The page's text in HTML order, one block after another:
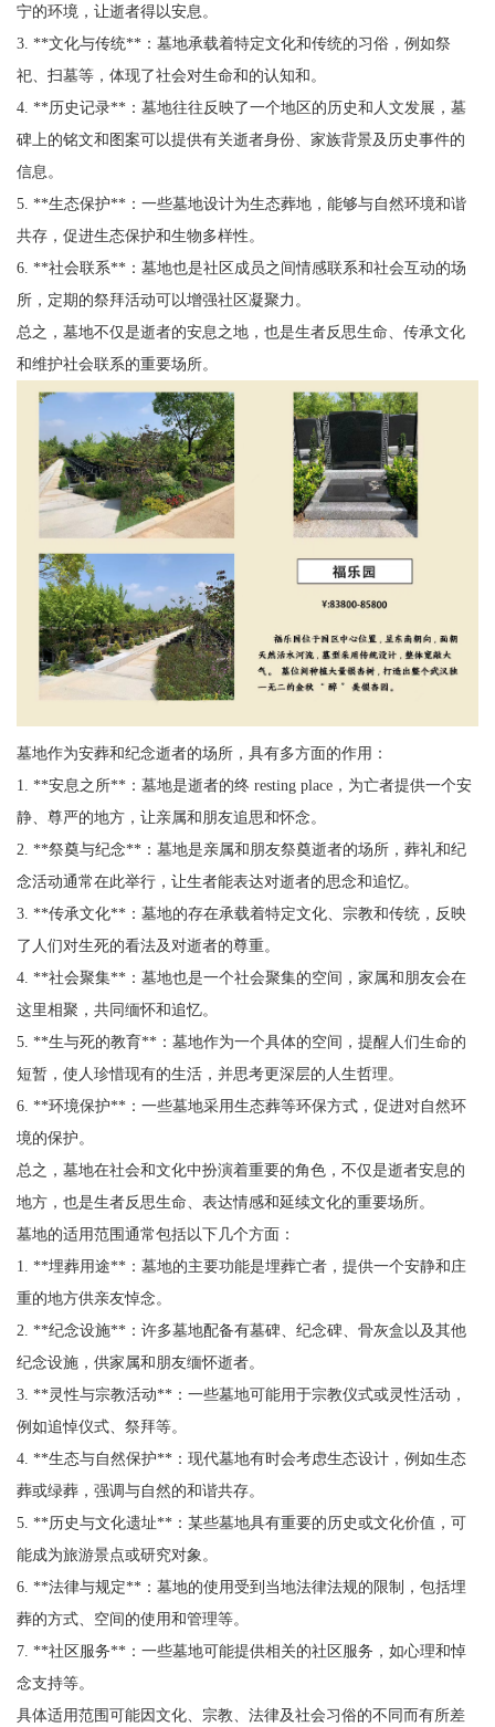
宁的环境，让逝者得以安息。
3. **文化与传统**：墓地承载着特定文化和传统的习俗，例如祭
祀、扫墓等，体现了社会对生命和的认知和。
4. **历史记录**：墓地往往反映了一个地区的历史和人文发展，墓
碑上的铭文和图案可以提供有关逝者身份、家族背景及历史事件的
信息。
5. **生态保护**：一些墓地设计为生态葬地，能够与自然环境和谐
共存，促进生态保护和生物多样性。
6. **社会联系**：墓地也是社区成员之间情感联系和社会互动的场
所，定期的祭拜活动可以增强社区凝聚力。
总之，墓地不仅是逝者的安息之地，也是生者反思生命、传承文化
和维护社会联系的重要场所。
墓地作为安葬和纪念逝者的场所，具有多方面的作用：
1. **安息之所**：墓地是逝者的终 resting place，为亡者提供一个安
静、尊严的地方，让亲属和朋友追思和怀念。
2. **祭奠与纪念**：墓地是亲属和朋友祭奠逝者的场所，葬礼和纪
念活动通常在此举行，让生者能表达对逝者的思念和追忆。
3. **传承文化**：墓地的存在承载着特定文化、宗教和传统，反映
了人们对生死的看法及对逝者的尊重。
4. **社会聚集**：墓地也是一个社会聚集的空间，家属和朋友会在
这里相聚，共同缅怀和追忆。
5. **生与死的教育**：墓地作为一个具体的空间，提醒人们生命的
短暂，使人珍惜现有的生活，并思考更深层的人生哲理。
6. **环境保护**：一些墓地采用生态葬等环保方式，促进对自然环
境的保护。
总之，墓地在社会和文化中扮演着重要的角色，不仅是逝者安息的
地方，也是生者反思生命、表达情感和延续文化的重要场所。
墓地的适用范围通常包括以下几个方面：
1. **埋葬用途**：墓地的主要功能是埋葬亡者，提供一个安静和庄
重的地方供亲友悼念。
2. **纪念设施**：许多墓地配备有墓碑、纪念碑、骨灰盒以及其他
纪念设施，供家属和朋友缅怀逝者。
3. **灵性与宗教活动**：一些墓地可能用于宗教仪式或灵性活动，
例如追悼仪式、祭拜等。
4. **生态与自然保护**：现代墓地有时会考虑生态设计，例如生态
葬或绿葬，强调与自然的和谐共存。
5. **历史与文化遗址**：某些墓地具有重要的历史或文化价值，可
能成为旅游景点或研究对象。
6. **法律与规定**：墓地的使用受到当地法律法规的限制，包括埋
葬的方式、空间的使用和管理等。
7. **社区服务**：一些墓地可能提供相关的社区服务，如心理和悼
念支持等。
具体适用范围可能因文化、宗教、法律及社会习俗的不同而有所差